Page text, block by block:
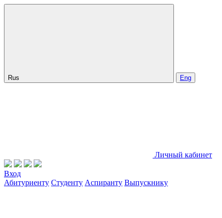
Rus Eng
Личный кабинет
Вход
Абитуриенту Студенту Аспиранту Выпускнику